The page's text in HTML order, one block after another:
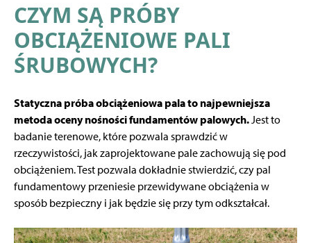
CZYM SĄ PRÓBY
OBCIĄŻENIOWE PALI
ŚRUBOWYCH?
Statyczna próba obciążeniowa pala to najpewniejsza
metoda oceny nośności fundamentów palowych.Jest to
badanie terenowe, które pozwala sprawdzić w
rzeczywistości, jak zaprojektowane pale zachowują się pod
obciążeniem. Test pozwala dokładnie stwierdzić, czy pal
fundamentowy przeniesie przewidywane obciążenia w
sposób bezpieczny i jak będzie się przy tym odkształcał.